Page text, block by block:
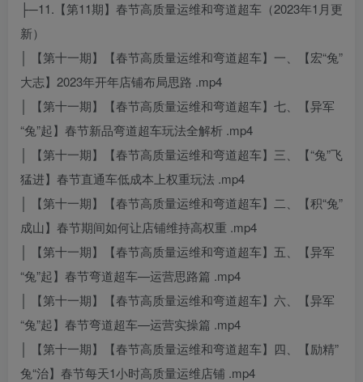
├─11.【第11期】春节高质量运维和弯道超车（2023年1月更
新）
│ 【第十一期】【春节高质量运维和弯道超车】一、【宏“兔”
大志】2023年开年店铺布局思路 .mp4
│ 【第十一期】【春节高质量运维和弯道超车】七、【异军
“兔”起】春节新品弯道超车玩法全解析 .mp4
│ 【第十一期】【春节高质量运维和弯道超车】三、【“兔”飞
猛进】春节直通车低成本上权重玩法 .mp4
│ 【第十一期】【春节高质量运维和弯道超车】二、【积“兔”
成山】春节期间如何让店铺维持高权重 .mp4
│ 【第十一期】【春节高质量运维和弯道超车】五、【异军
“兔”起】春节弯道超车—运营思路篇 .mp4
│ 【第十一期】【春节高质量运维和弯道超车】六、【异军
“兔”起】春节弯道超车—运营实操篇 .mp4
│ 【第十一期】【春节高质量运维和弯道超车】四、【励精”
兔“治】春节每天1小时高质量运维店铺 .mp4